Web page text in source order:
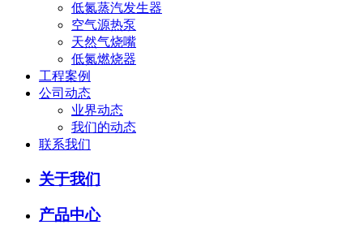
低氮蒸汽发生器
空气源热泵
天然气烧嘴
低氮燃烧器
工程案例
公司动态
业界动态
我们的动态
联系我们
关于我们
产品中心